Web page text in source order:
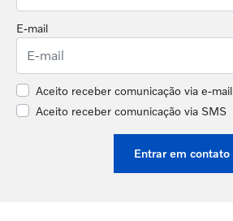
E-mail
Aceito receber comunicação via e-mail
Aceito receber comunicação via SMS
Entrar em contato